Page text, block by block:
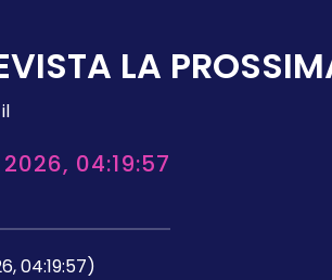
LA
2026, 04:19:57
04:19:57)